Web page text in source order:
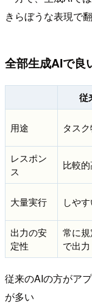
きらぼうな表現で
全部生成AIで良
従
用途 タス
レスポン
ス
比較
大量実行 しや
出力の安
定性
常に
で出力
従来のAIの方がア
が多い